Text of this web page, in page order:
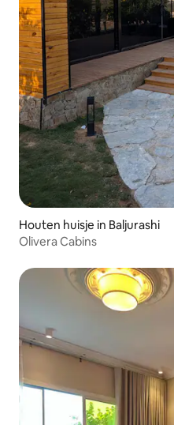
Houten huisje in Baljurashi
Olivera Cabins